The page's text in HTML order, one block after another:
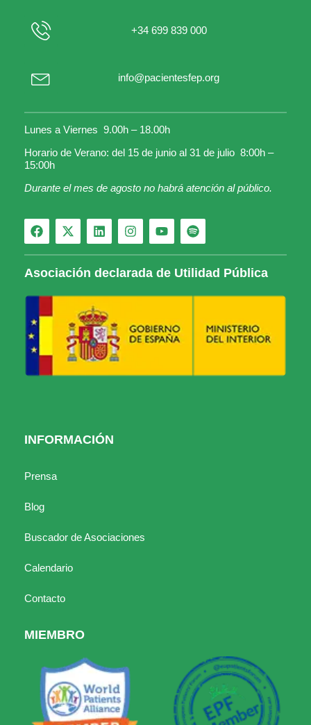
+34 699 839 000
info@pacientesfep.org
Lunes a Viernes 9.00h – 18.00h
Horario de Verano: del 15 de junio al 31 de julio 8:00h –
15:00h
Durante el mes de agosto no habrá atención al público.
Asociación declarada de Utilidad Pública
INFORMACIÓN
Prensa
Blog
Buscador de Asociaciones
Calendario
Contacto
MIEMBRO